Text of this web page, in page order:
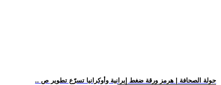
.. جولة الصحافة | هرمز ورقة ضغط إيرانية وأوكرانيا تسرّع تطوير ص